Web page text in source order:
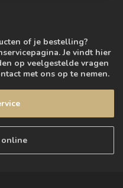
of je bestelling?
Je vindt hier
op veelgestelde vragen
met ons op te nemen.